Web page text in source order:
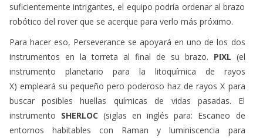
suficientemente intrigantes, el equipo podría ordenar al brazo
robótico del rover que se acerque para verlo más próximo.
Para hacer eso, Perseverance se apoyará en uno de los dos
instrumentos en la torreta al final de su brazo. PIXL (el
instrumento planetario para la litoquímica de rayos
X) empleará su pequeño pero poderoso haz de rayos X para
buscar posibles huellas químicas de vidas pasadas. El
instrumento SHERLOC (siglas en inglés para: Escaneo de
entornos habitables con Raman y luminiscencia para